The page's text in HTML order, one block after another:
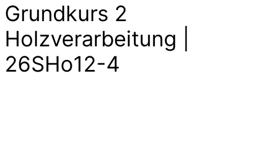
Grundkurs 2
Holzverarbeitung |
26SHo12-4